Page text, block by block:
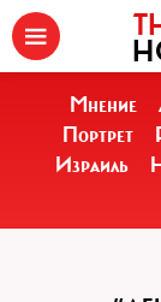
Мнение
Портрет
Израиль